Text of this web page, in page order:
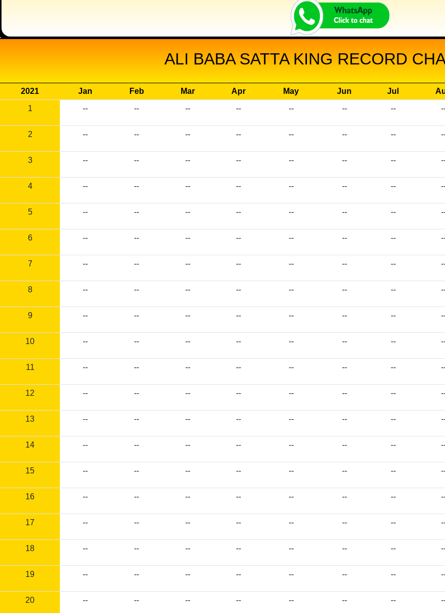
ALI BABA SATTA KING RECORD
2021 Jan Feb Mar Apr May Jun Jul
1
-- -- -- -- -- -- --
2 -- -- -- -- -- -- --
3 -- -- -- -- -- -- --
4 -- -- -- -- -- -- --
5 -- -- -- -- -- -- --
6 -- -- -- -- -- -- --
7 -- -- -- -- -- -- --
8 -- -- -- -- -- -- --
9 -- -- -- -- -- -- --
10 -- -- -- -- -- -- --
11 -- -- -- -- -- -- --
12 -- -- -- -- -- -- --
13 -- -- -- -- -- -- --
14 -- -- -- -- -- -- --
15 -- -- -- -- -- -- --
16 -- -- -- -- -- -- --
17 -- -- -- -- -- -- --
18 -- -- -- -- -- -- --
19 -- -- -- -- -- -- --
20 -- -- -- -- -- -- --